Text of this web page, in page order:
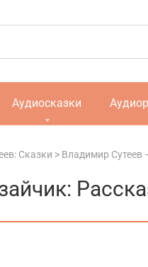
Аудиосказки
Сказки > Владимир